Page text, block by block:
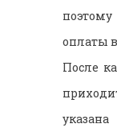
оплаты
После